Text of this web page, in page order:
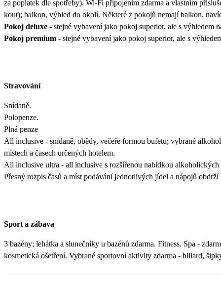
za poplatek dle spotřeby), Wi-Fi připojením zdarma a vlastním
kout); balkon, výhled do okolí. Některé z pokojů nemají balkon,
Pokoj deluxe - stejné vybavení jako pokoj superior, ale s výhledem
Pokoj premium - stejné vybavení jako pokoj superior, ale s
Stravování
Snídaně.
Polopenze.
Plná penze
All inclusive - snídaně, obědy, večeře formou bufetu; vybrané
místech a časech určených hotelem.
All inclusive ultra - all inclusive s rozšířenou nabídkou
Přesný rozpis časů a míst podávání jednotlivých jídel a nápojů
Sport a zábava
3 bazény; lehátka a slunečníky u bazénů zdarma. Fitness. Spa -
kosmetická ošetření. Vybrané sportovní aktivity zdarma - biliard,